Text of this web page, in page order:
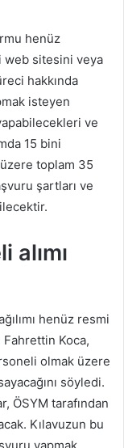
henüz
web sitesini veya
hakkında
isteyen
ve
15 bini
toplam 35
şartları ve
alımı
henüz resmi
Fahrettin Koca,
olmak üzere
söyledi.
ÖSYM tarafından
Kılavuzun bu
yapmak